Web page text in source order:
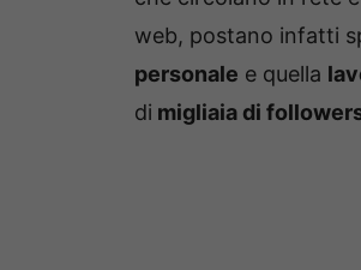
web, postano infatti
personale e quella
di migliaia di